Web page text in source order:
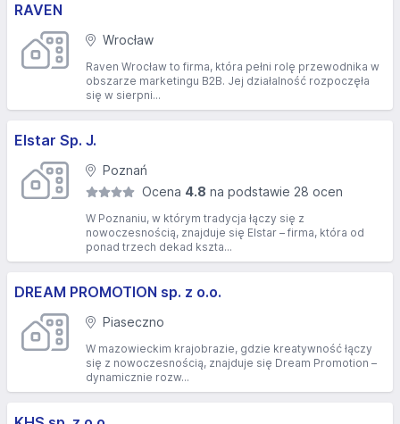
RAVEN
Wrocław
Raven Wrocław to firma, która pełni rolę przewodnika w
obszarze marketingu B2B. Jej działalność rozpoczęła
się w sierpni...
Elstar Sp. J.
Poznań
Ocena 4.8 na podstawie 28 ocen
W Poznaniu, w którym tradycja łączy się z
nowoczesnością, znajduje się Elstar – firma, która od
ponad trzech dekad kszta...
DREAM PROMOTION sp. z o.o.
Piaseczno
W mazowieckim krajobrazie, gdzie kreatywność łączy
się z nowoczesnością, znajduje się Dream Promotion –
dynamicznie rozw...